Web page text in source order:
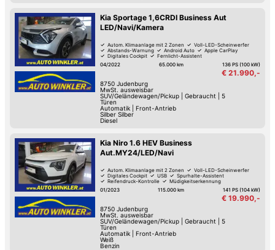
Kia Sportage 1,6CRDI Business Aut
LED/Navi/Kamera
Autom. Klimaanlage mit 2 Zonen
Voll-LED-Scheinwerfer
Abstands-Warnung
Android Auto
Apple CarPlay
Digitales Cockpit
Fernlicht-Assistent
04/2022 65.000 km 136 PS (100 kW)
€ 21.990,-
8750 Judenburg
MwSt. ausweisbar
SUV/Geländewagen/Pickup| Gebraucht
5
Türen
Automatik| Front-Antrieb
Silber Silber
Diesel
Kia Niro 1.6 HEV Business
Aut.MY24/LED/Navi
Autom. Klimaanlage mit 2 Zonen
Voll-LED-Scheinwerfer
Digitales Cockpit
USB
Spurhalte-Assistent
Reifendruck-Kontrolle
Müdigkeitserkennung
01/2023 115.000 km 141 PS (104 kW)
€ 19.990,-
8750 Judenburg
MwSt. ausweisbar
SUV/Geländewagen/Pickup| Gebraucht
5
Türen
Automatik| Front-Antrieb
Weiß
Benzin